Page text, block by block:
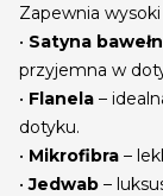
Zapewnia
• Satyna
przyjemna w
• Flanela –
dotyku.
• Mikrofibra –
•Jedwab –